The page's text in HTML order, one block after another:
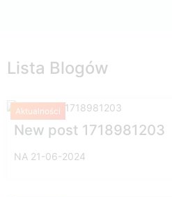
Lista Blogów
Aktualności
New post 1718981203
NA 21-06-2024